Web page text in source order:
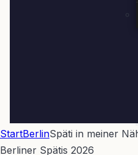
StartBerlinSpäti in meiner
Berliner Spätis 2026